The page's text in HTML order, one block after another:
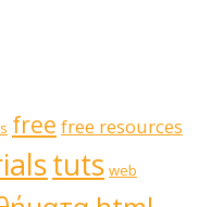
free free resources
tuts web